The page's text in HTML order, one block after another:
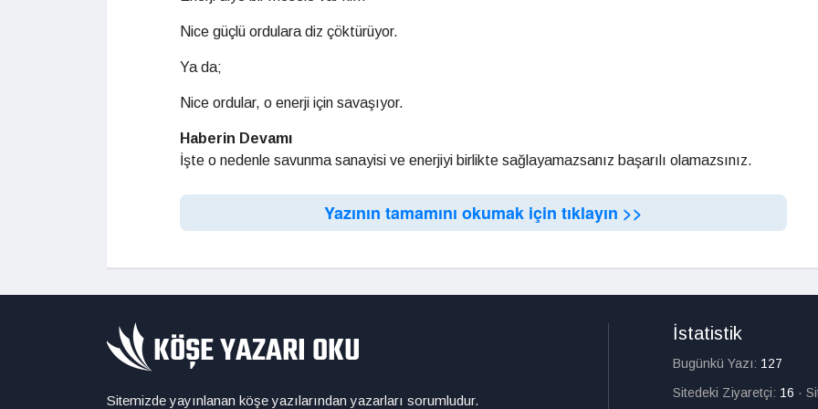
Nice güçlü ordulara diz çöktürüyor.
Ya da;
Nice ordular, o enerji için savaşıyor.
Haberin Devamı
İşte o nedenle savunma sanayisi ve enerjiyi birlikte sağlayamazsanız başarılı olamazsınız.
Yazının tamamını okumak için tıklayın >>
Sitemizde yayınlanan köşe yazılarından yazarları sorumludur.
İstatistik
Bugünkü Yazı: 127
Sitedeki Ziyaretçi: 16 ·